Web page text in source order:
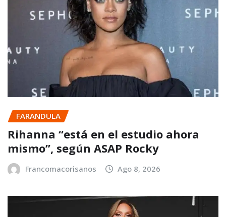
FARANDULA
Rihanna “está en el estudio ahora
mismo”, según ASAP Rocky
Francomacorisanos Ago 8, 2026